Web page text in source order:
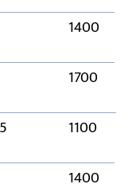
1400
1700
1100
1400